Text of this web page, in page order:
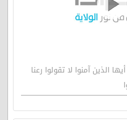
الرحمن 36 - يا أيها الذين آمنوا لا تقولوا رعنا